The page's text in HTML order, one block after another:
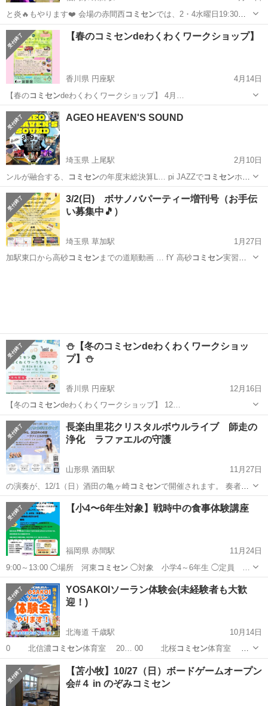
と炎🔥もやります❤️ 会場の赤間西コミセンでは、2・4水曜日19:30〜
20:…
福岡 宗像市 東郷駅 コンサート/ショー ショー
【春のコミセンdeわくわくワークショップ】
香川県 円座駅
4月14日
【春のコミセン deわくわくワークショップ】 4月…
香川 高松市
AGEO HEAVEN'S SOUND
埼玉県 上尾駅
2月10日
ンルが融合する、
コミセンの年度末総決算L… pi JAZZでコミセンホー
ルを満席にし…
埼玉 上尾市 上尾駅 コンサート/ショー 弾き語り
3/2(日) ボサノバパーティー増刊号（お手伝
い募集中🎵）
埼玉県 草加駅
1月27日
加駅東口から高砂コミセン までの道順動画 … fY 高砂コミセン実習室
⛄️【冬のコミセンdeわくわくワークショッ
プ】⛄️
香川県 円座駅
12月16日
【冬のコミセン deわくわくワークショップ】 12…
香川 高松市 円座駅 ワークショップ コミセン
長楽由里花クリスタルボウルライブ 師走の
浄化 ラファエルの守護
山形県 酒田駅
11月27日
の演奏が、12/1（日）酒田の亀ヶ崎コミセンで開催されます。 奏者は
長楽由里花…
山形 酒田市 酒田駅 コンサート/ショー
クリスタルボウル
【小4〜6年生対象】戦時中の食事体験講座
福岡県 赤間駅
11月24日
9:00～13:00 ◯場所 河東 コミセン◯対象 小学4～6年生 ◯定員 …
福岡 宗像市 対象
YOSAKOIソーラン体験会(未経験者も大歓
迎！)
北海道 千歳駅
10月14日
0 北信濃 コミセン体育室 20… 00 北桜コミセン体育室
20… 00 北桜コミセン 体育室 参…
北海道 千歳市 千歳駅 スポーツ コミセン
【苫小牧】10/27（日）ボードゲームオープン
会#４ in のぞみコミセン